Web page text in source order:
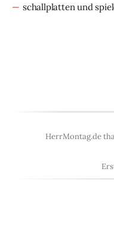
schallplatten und
HerrMontag.de